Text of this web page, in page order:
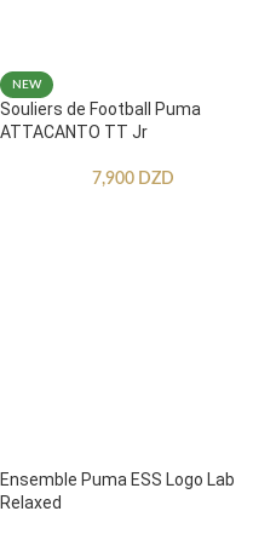
NEW
Souliers de Football Puma
ATTACANTO TT Jr
7,900 DZD
Ensemble Puma ESS Logo Lab
Relaxed